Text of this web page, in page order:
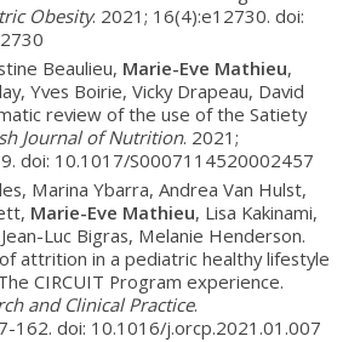
Obesity. 2021; 16(4):e12730. doi:
Beaulieu, Marie-Eve Mathieu,
Yves Boirie, Vicky Drapeau, David
review of the use of the Satiety
Journal of Nutrition. 2021;
doi: 10.1017/S0007114520002457
Marina Ybarra, Andrea Van Hulst,
Marie-Eve Mathieu, Lisa Kakinami,
Luc Bigras, Melanie Henderson.
attrition in a pediatric healthy lifestyle
CIRCUIT Program experience.
and Clinical Practice.
162. doi: 10.1016/j.orcp.2021.01.007